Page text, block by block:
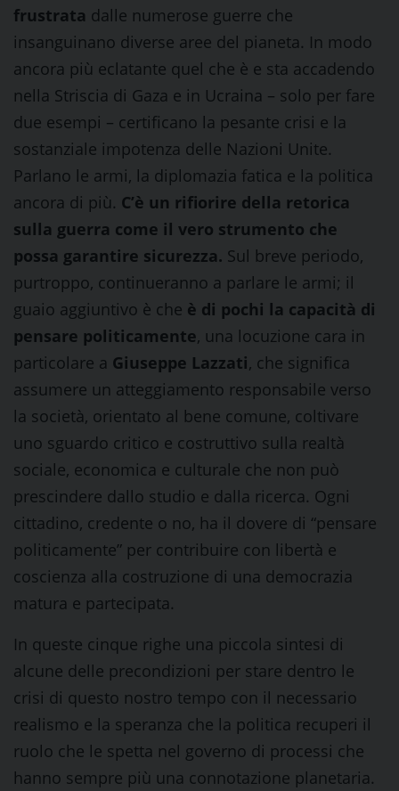
frustrata dalle numerose guerre che
insanguinano diverse aree del pianeta. In modo
ancora più eclatante quel che è e sta accadendo
nella Striscia di Gaza e in Ucraina – solo per fare
due esempi – certificano la pesante crisi e la
sostanziale impotenza delle Nazioni Unite.
Parlano le armi, la diplomazia fatica e la politica
ancora di più. C’è un rifiorire della retorica
sulla guerra come il vero strumento che
possa garantire sicurezza. Sul breve periodo,
purtroppo, continueranno a parlare le armi; il
guaio aggiuntivo è che è di pochi la capacità di
pensare politicamente, una locuzione cara in
particolare a Giuseppe Lazzati, che significa
assumere un atteggiamento responsabile verso
la società, orientato al bene comune, coltivare
uno sguardo critico e costruttivo sulla realtà
sociale, economica e culturale che non può
prescindere dallo studio e dalla ricerca. Ogni
cittadino, credente o no, ha il dovere di “pensare
politicamente” per contribuire con libertà e
coscienza alla costruzione di una democrazia
matura e partecipata.
In queste cinque righe una piccola sintesi di
alcune delle precondizioni per stare dentro le
crisi di questo nostro tempo con il necessario
realismo e la speranza che la politica recuperi il
ruolo che le spetta nel governo di processi che
hanno sempre più una connotazione planetaria.